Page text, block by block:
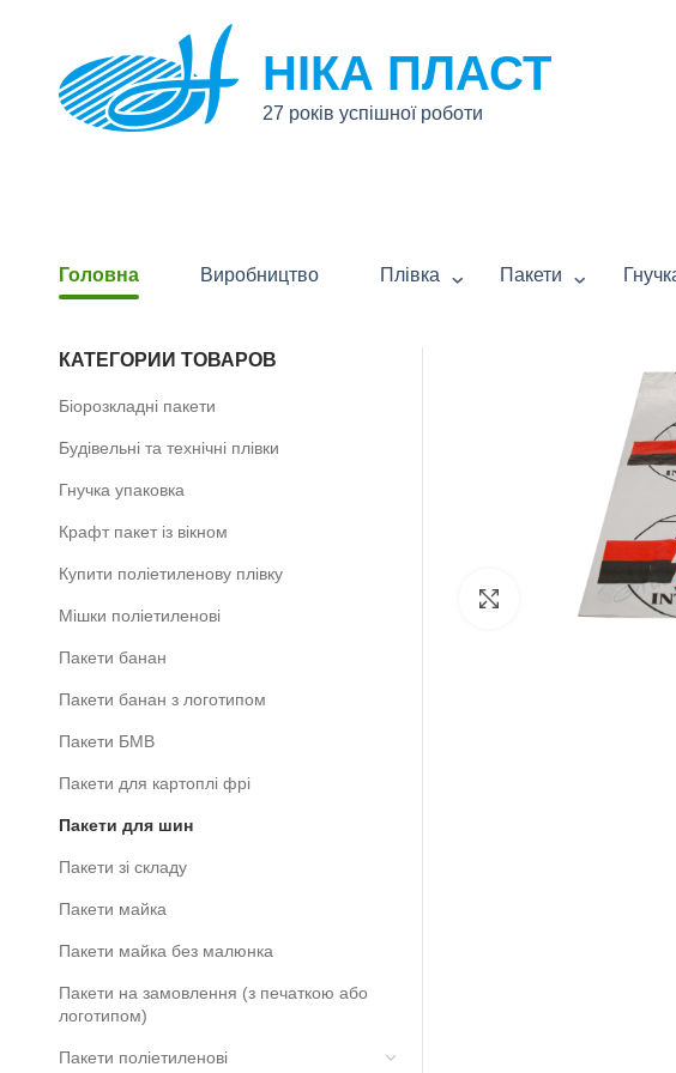
НІКА ПЛАСТ
27 років успішної роботи
Головна Виробництво Плівка Пакети
Click to enlarge
КАТЕГОРИИ ТОВАРОВ
Біорозкладні пакети
Будівельні та технічні плівки
Гнучка упаковка
Крафт пакет із вікном
Купити поліетиленову плівку
Мішки поліетиленові
Пакети банан
Пакети банан з логотипом
Пакети БМВ
Пакети для картоплі фрі
Пакети для шин
Пакети зі складу
Пакети майка
Пакети майка без малюнка
Пакети на замовлення (з печаткою або
логотипом)
Пакети поліетиленові